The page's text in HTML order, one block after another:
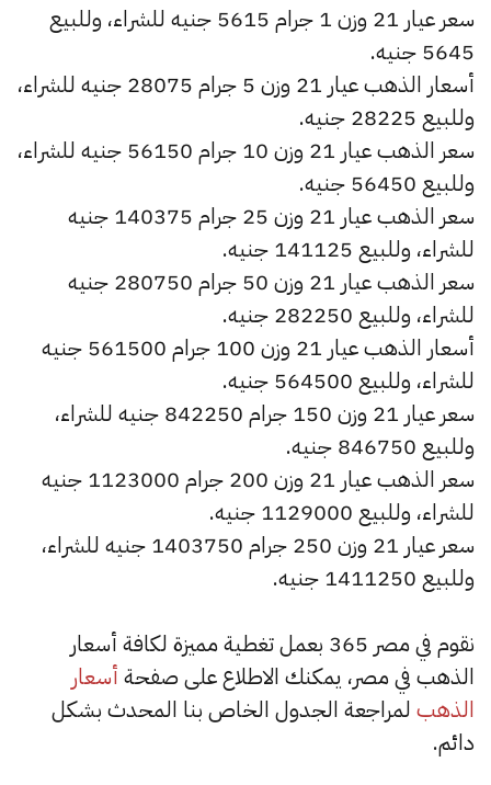
سعر عيار 21 وزن 1 جرام 5615 جنيه للشراء، وللبيع
5645 جنيه.
أسعار الذهب عيار 21 وزن 5 جرام 28075 جنيه للشراء،
وللبيع 28225 جنيه.
سعر الذهب عيار 21 وزن 10 جرام 56150 جنيه للشراء،
وللبيع 56450 جنيه.
سعر الذهب عيار 21 وزن 25 جرام 140375 جنيه
للشراء، وللبيع 141125 جنيه.
سعر الذهب عيار 21 وزن 50 جرام 280750 جنيه
للشراء، وللبيع 282250 جنيه.
أسعار الذهب عيار 21 وزن 100 جرام 561500 جنيه
للشراء، وللبيع 564500 جنيه.
سعر عيار 21 وزن 150 جرام 842250 جنيه للشراء،
وللبيع 846750 جنيه.
سعر الذهب عيار 21 وزن 200 جرام 1123000 جنيه
للشراء، وللبيع 1129000 جنيه.
سعر عيار 21 وزن 250 جرام 1403750 جنيه للشراء،
وللبيع 1411250 جنيه.
نقوم في مصر 365 بعمل تغطية مميزة لكافة أسعار
الذهب في مصر، يمكنك الاطلاع على صفحة أسعار
الذهب لمراجعة الجدول الخاص بنا المحدث بشكل
دائم.